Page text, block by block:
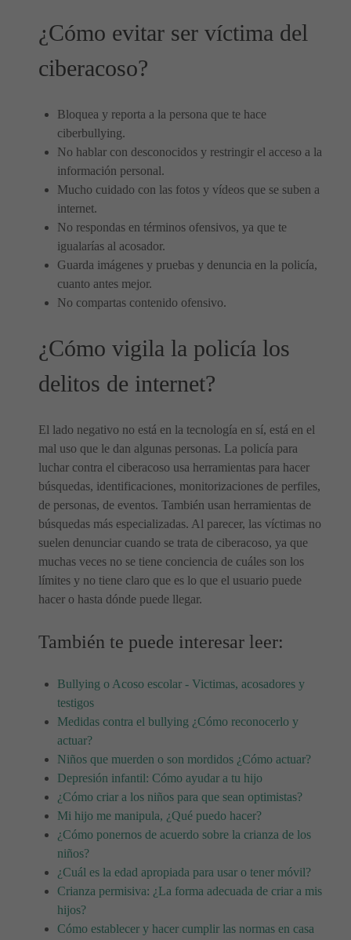
¿Cómo evitar ser víctima del
ciberacoso?
Bloquea y reporta a la persona que te hace
ciberbullying.
No hablar con desconocidos y restringir el acceso a la
información personal.
Mucho cuidado con las fotos y vídeos que se suben a
internet.
No respondas en términos ofensivos, ya que te
igualarías al acosador.
Guarda imágenes y pruebas y denuncia en la policía,
cuanto antes mejor.
No compartas contenido ofensivo.
¿Cómo vigila la policía los
delitos de internet?
El lado negativo no está en la tecnología en sí, está en el
mal uso que le dan algunas personas. La policía para
luchar contra el ciberacoso usa herramientas para hacer
búsquedas, identificaciones, monitorizaciones de perfiles,
de personas, de eventos. También usan herramientas de
búsquedas más especializadas. Al parecer, las víctimas no
suelen denunciar cuando se trata de ciberacoso, ya que
muchas veces no se tiene conciencia de cuáles son los
límites y no tiene claro que es lo que el usuario puede
hacer o hasta dónde puede llegar.
También te puede interesar leer:
Bullying o Acoso escolar - Victimas, acosadores y
testigos
Medidas contra el bullying ¿Cómo reconocerlo y
actuar?
Niños que muerden o son mordidos ¿Cómo actuar?
Depresión infantil: Cómo ayudar a tu hijo
¿Cómo criar a los niños para que sean optimistas?
Mi hijo me manipula, ¿Qué puedo hacer?
¿Cómo ponernos de acuerdo sobre la crianza de los
niños?
¿Cuál es la edad apropiada para usar o tener móvil?
Crianza permisiva: ¿La forma adecuada de criar a mis
hijos?
Cómo establecer y hacer cumplir las normas en casa